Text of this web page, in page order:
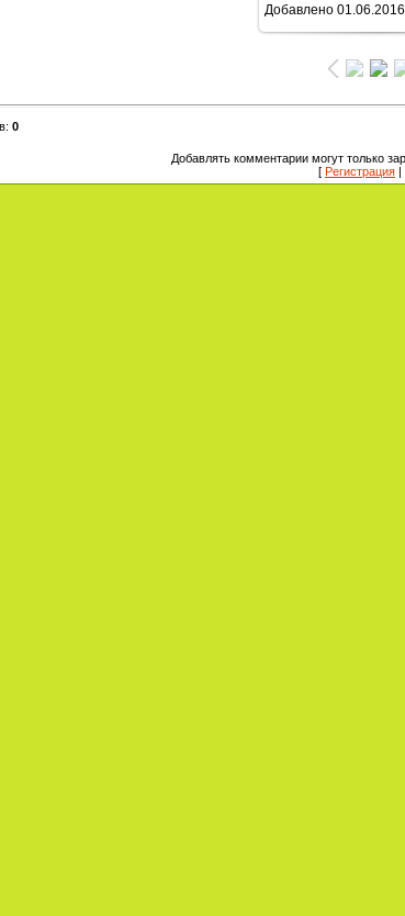
1600x900/
Добавлено 01.06.2016
: 0
Добавлять комментарии могут только
[ Регистрация